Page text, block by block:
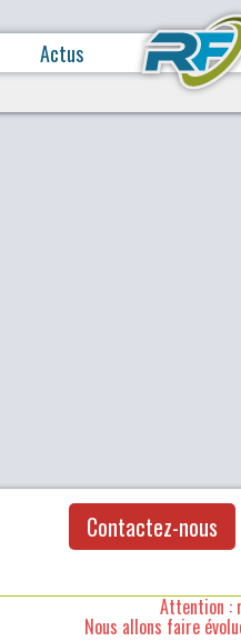
Actus
Contactez-nous
Attention :
Nous allons faire